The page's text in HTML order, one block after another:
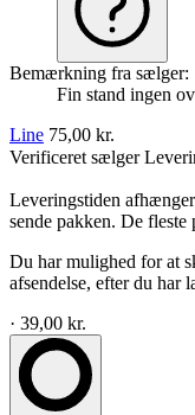
Bemærkning fra sælger:
Fin stand ingen
Line 75,00 kr.
Verificeret sælger
Leveringstiden
sende pakken. De fleste
Du har mulighed for at
afsendelse, efter du har
· 39,00 kr.